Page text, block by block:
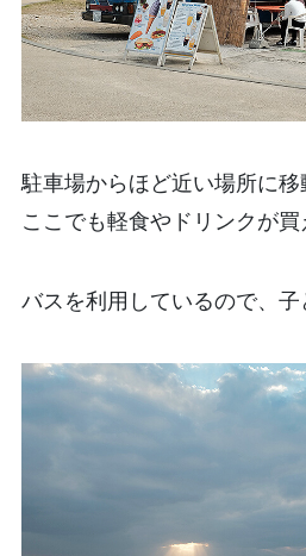
駐車場からほど近い場所に移
ここでも軽食やドリンクが買
バスを利用しているので、子